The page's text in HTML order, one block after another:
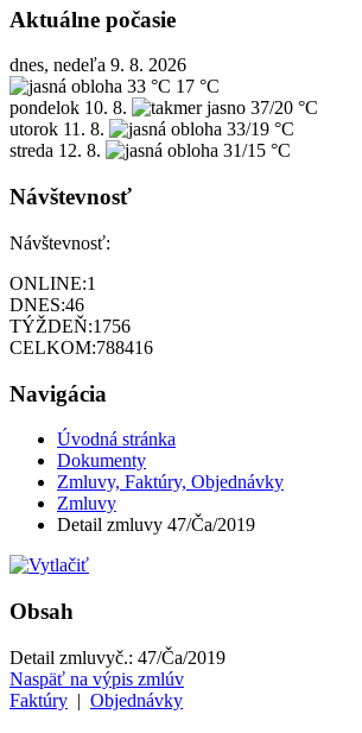
Aktuálne počasie
dnes, nedeľa 9. 8. 2026
33 °C 17 °C
pondelok 10. 8.
37/20 °C
utorok 11. 8.
33/19 °C
streda 12. 8. 31/15 °C
Návštevnosť
Návštevnosť:
ONLINE:1
DNES:46
TÝŽDEŇ:1756
CELKOM:788416
Navigácia
Úvodná stránka
Dokumenty
Zmluvy, Faktúry, Objednávky
Zmluvy
Detail zmluvy 47/Ča/2019
Obsah
Detail zmluvyč.: 47/Ča/2019
Naspäť na výpis zmlúv
Faktúry | Objednávky